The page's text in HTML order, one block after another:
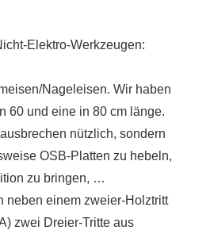
Elektro-Werkzeugen:
Nageleisen. Wir haben
60 und eine in 80 cm länge.
nützlich, sondern
OSB-Platten zu hebeln,
zu bringen, …
neben einem zweier-Holztritt
zwei Dreier-Tritte aus